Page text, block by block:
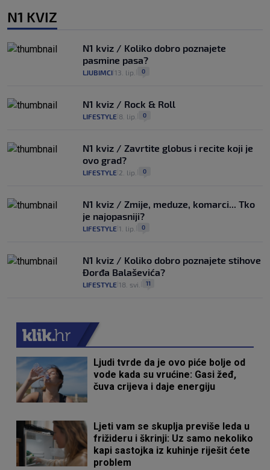
N1 KVIZ
N1 kviz / Koliko dobro poznajete
pasmine pasa?
LJUBIMCI 13. lip. 0
N1 kviz / Rock & Roll
LIFESTYLE 8. lip. 0
N1 kviz / Zavrtite globus i recite koji je
ovo grad?
LIFESTYLE 2. lip. 0
N1 kviz / Zmije, meduze, komarci... Tko
je najopasniji?
LIFESTYLE 1. lip. 0
N1 kviz / Koliko dobro poznajete stihove
Đorđa Balaševića?
LIFESTYLE 18. svi. 11
Ljudi tvrde da je ovo piće bolje od
vode kada su vrućine: Gasi žeđ,
čuva crijeva i daje energiju
Ljeti vam se skuplja previše leda u
frižideru i škrinji: Uz samo nekoliko
kapi sastojka iz kuhinje riješit ćete
problem